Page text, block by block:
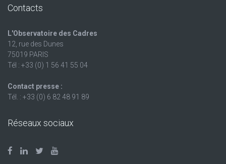
Contacts
L'Observatoire des Cadres
12, rue des Dunes
75019 PARIS
Tél : +33 (0) 1 56 41 55 04
Contact presse :
Tél. : +33 (0) 6 82 48 91 89
Réseaux sociaux